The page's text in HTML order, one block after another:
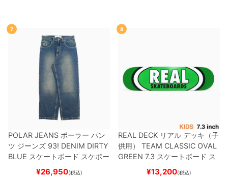
ー
7
POLAR JEANS ポーラー パン
ツ ジーンズ 93! DENIM DIRTY
BLUE スケートボード スケボー
¥26,950(税込)
8
REAL DECK リアル デッキ（子
供用）
TEAM CLASSIC OVAL
GREEN 7.3 スケートボード ス
¥13,200(税込)